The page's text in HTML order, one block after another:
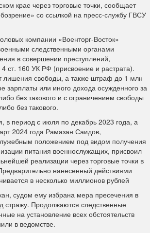
крае через торговые точки, сообщает
со ссылкой на пресс-службу ГВСУ
компании «Военторг-Восток»
следственными органами
в совершении преступлений,
ст. 160 УК РФ (присвоение и растрата).
лишения свободы, а также штраф до 1 млн
зарплаты или иного дохода осужденного за
без такового и с ограничением свободы
без такового.
в период с июля по декабрь 2023 года, а
2024 года Рамазан Саидов,
положением под видом получения
питания военнослужащих, присвоил
реализации через торговые точки в
нанесенный действиями
в несколько миллионов рублей
судом ему избрана мера пресечения в
стражу. Продолжаются следственные
на установление всех обстоятельств
в ведомстве.